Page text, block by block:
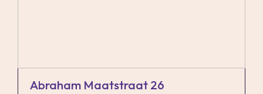
Abraham Maatstraat 26